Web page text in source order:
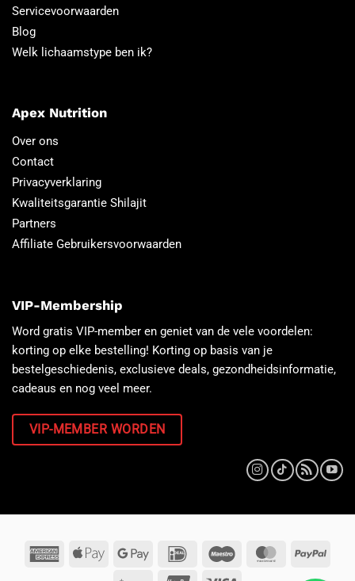
Servicevoorwaarden
Blog
Welk lichaamstype ben ik?
Apex Nutrition
Over ons
Contact
Privacyverklaring
Kwaliteitsgarantie Shilajit
Partners
Affiliate Gebruikersvoorwaarden
VIP-Membership
Word gratis VIP-member en geniet van de vele voordelen:
korting op elke bestelling! Korting op basis van je
bestelgeschiedenis, exclusieve deals, gezondheidsinformatie,
cadeaus en nog veel meer.
VIP-MEMBER WORDEN